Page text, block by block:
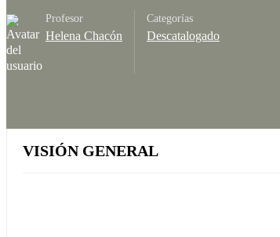
Profesor
Helena Chacón
Categorías
Descatalogado
VISIÓN GENERAL